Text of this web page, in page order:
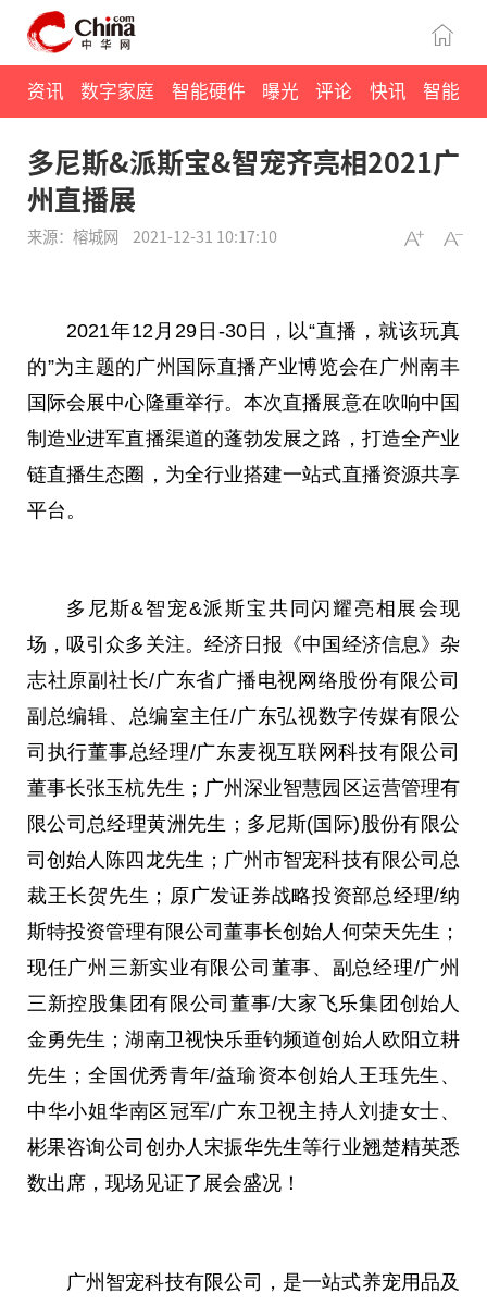
资讯 数字家庭 智能硬件 曝光 评论 快讯 智能
多尼斯&派斯宝&智宠齐亮相2021广
州直播展
来源：榕城网 2021-12-31 10:17:10
2021年12月29日-30日，以“直播，就该玩真
的”为主题的广州国际直播产业博览会在广州南丰
国际会展中心隆重举行。本次直播展意在吹响中国
制造业进军直播渠道的蓬勃发展之路，打造全产业
链直播生态圈，为全行业搭建一站式直播资源共享
平台。
多尼斯&智宠&派斯宝共同闪耀亮相展会现
场，吸引众多关注。经济日报《中国经济信息》杂
志社原副社长/广东省广播电视网络股份有限公司
副总编辑、总编室主任/广东弘视数字传媒有限公
司执行董事总经理/广东麦视互联网科技有限公司
董事长张玉杭先生；广州深业智慧园区运营管理有
限公司总经理黄洲先生；多尼斯(国际)股份有限公
司创始人陈四龙先生；广州市智宠科技有限公司总
裁王长贺先生；原广发证券战略投资部总经理/纳
斯特投资管理有限公司董事长创始人何荣天先生；
现任广州三新实业有限公司董事、副总经理/广州
三新控股集团有限公司董事/大家飞乐集团创始人
金勇先生；湖南卫视快乐垂钓频道创始人欧阳立耕
先生；全国优秀青年/益瑜资本创始人王珏先生、
中华小姐 华南区冠军/广东卫视主持人刘捷女士、
彬果咨询公司创办人宋振华先生等行业翘楚精英悉
数出席，现场见证了展会盛况！
广州智宠科技有限公司，是一站式养宠用品及